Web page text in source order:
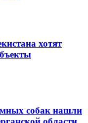
хотят
собак нашли